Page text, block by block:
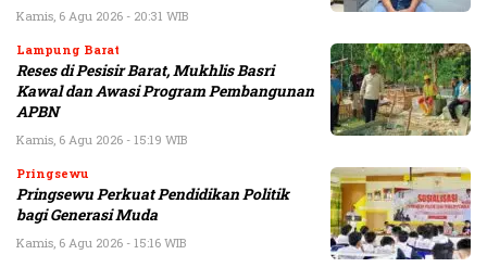
Kamis, 6 Agu 2026 - 20:31 WIB
Lampung Barat
Reses di Pesisir Barat, Mukhlis Basri
Kawal dan Awasi Program Pembangunan
APBN
Kamis, 6 Agu 2026 - 15:19 WIB
Pringsewu
Pringsewu Perkuat Pendidikan Politik
bagi Generasi Muda
Kamis, 6 Agu 2026 - 15:16 WIB